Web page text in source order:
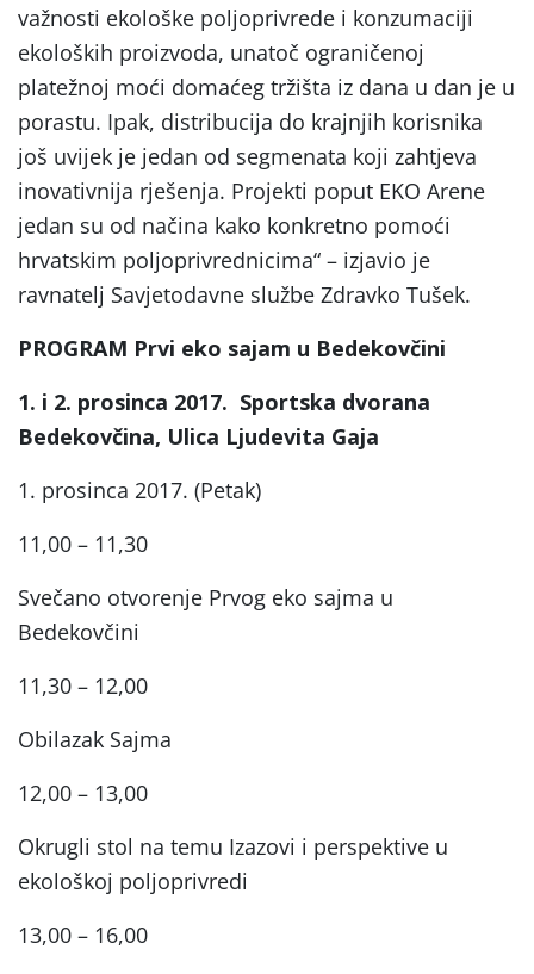
važnosti ekološke poljoprivrede i konzumaciji
ekoloških proizvoda, unatoč ograničenoj
platežnoj moći domaćeg tržišta iz dana u dan je u
porastu. Ipak, distribucija do krajnjih korisnika
još uvijek je jedan od segmenata koji zahtjeva
inovativnija rješenja. Projekti poput EKO Arene
jedan su od načina kako konkretno pomoći
hrvatskim poljoprivrednicima“ – izjavio je
ravnatelj Savjetodavne službe Zdravko Tušek.
PROGRAM Prvi eko sajam u Bedekovčini
1. i 2. prosinca 2017. Sportska dvorana
Bedekovčina, Ulica Ljudevita Gaja
1. prosinca 2017. (Petak)
11,00 – 11,30
Svečano otvorenje Prvog eko sajma u
Bedekovčini
11,30 – 12,00
Obilazak Sajma
12,00 – 13,00
Okrugli stol na temu Izazovi i perspektive u
ekološkoj poljoprivredi
13,00 – 16,00